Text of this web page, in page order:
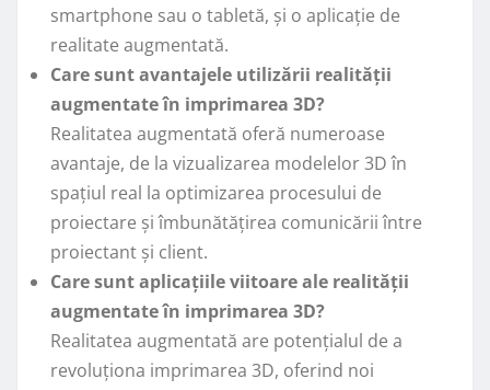
smartphone sau o tabletă, și o aplicație de
realitate augmentată.
Care sunt avantajele utilizării realității
augmentate în imprimarea 3D?
Realitatea augmentată oferă numeroase
avantaje, de la vizualizarea modelelor 3D în
spațiul real la optimizarea procesului de
proiectare și îmbunătățirea comunicării între
proiectant și client.
Care sunt aplicațiile viitoare ale realității
augmentate în imprimarea 3D?
Realitatea augmentată are potențialul de a
revoluționa imprimarea 3D, oferind noi